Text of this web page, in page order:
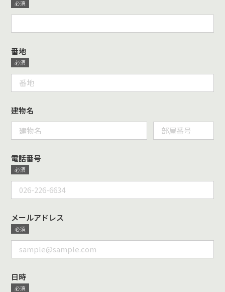
番地
建物名
電話番号
メールアドレス
日時